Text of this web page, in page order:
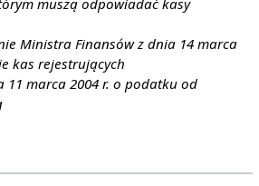
muszą odpowiadać kasy
Ministra Finansów z dnia 14 marca
kas rejestrujących
11 marca 2004 r. o podatku od